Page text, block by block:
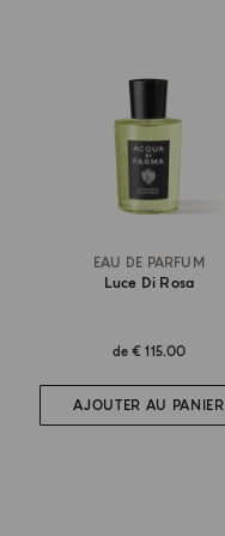
EAU DE PARFUM
Luce Di Rosa
de€ 115.00
AJOUTER AU PANIER